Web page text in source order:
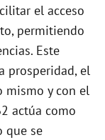
el acceso
permitiendo
Este
prosperidad, el
mismo y con el
actúa como
que se